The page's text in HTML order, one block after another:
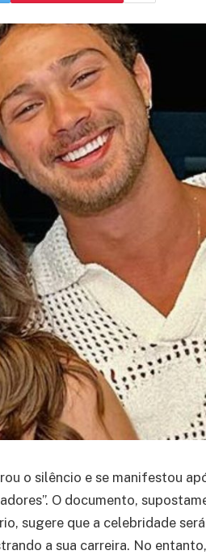
o silêncio e se manifestou
O documento,
sugere que a celebridade
a sua carreira. No